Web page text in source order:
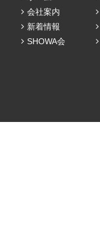
会社案内
新着情報
SHOWA会